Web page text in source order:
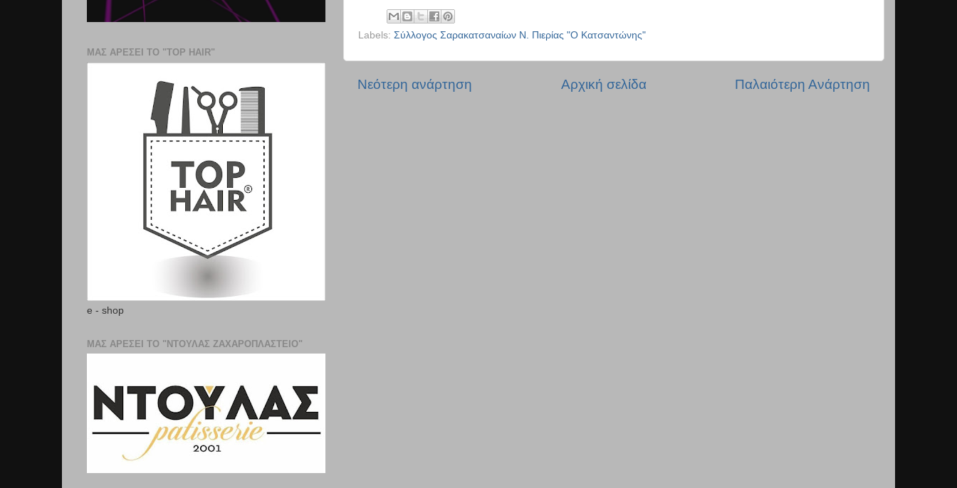
Labels: Σύλλογος Σαρακατσαναίων Ν. Πιερίας "Ο Κατσαντώνης"
Νεότερη ανάρτηση Παλαιότερη Ανάρτηση
Αρχική σελίδα
ΜΑΣ ΑΡΕΣΕΙ ΤΟ "TOP HAIR"
e - shop
ΜΑΣ ΑΡΕΣΕΙ ΤΟ "ΝΤΟΥΛΑΣ ΖΑΧΑΡΟΠΛΑΣΤΕΊΟ"